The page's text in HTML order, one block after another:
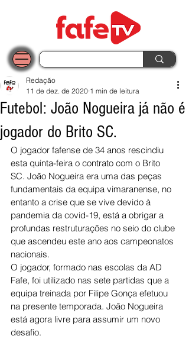
Futebol: João Nogueira já não é
jogador do Brito SC.
Redação
11 de dez. de 2020 1 min de leitura
O jogador fafense de 34 anos rescindiu
esta quinta-feira o contrato com o Brito
SC. João Nogueira era uma das peças
fundamentais da equipa vimaranense, no
entanto a crise que se vive devido à
pandemia da covid-19, está a obrigar a
profundas restruturações no seio do clube
que ascendeu este ano aos campeonatos
nacionais.
O jogador, formado nas escolas da AD
Fafe, foi utilizado nas sete partidas que a
equipa treinada por Filipe Gonça efetuou
na presente temporada. João Nogueira
está agora livre para assumir um novo
desafio.